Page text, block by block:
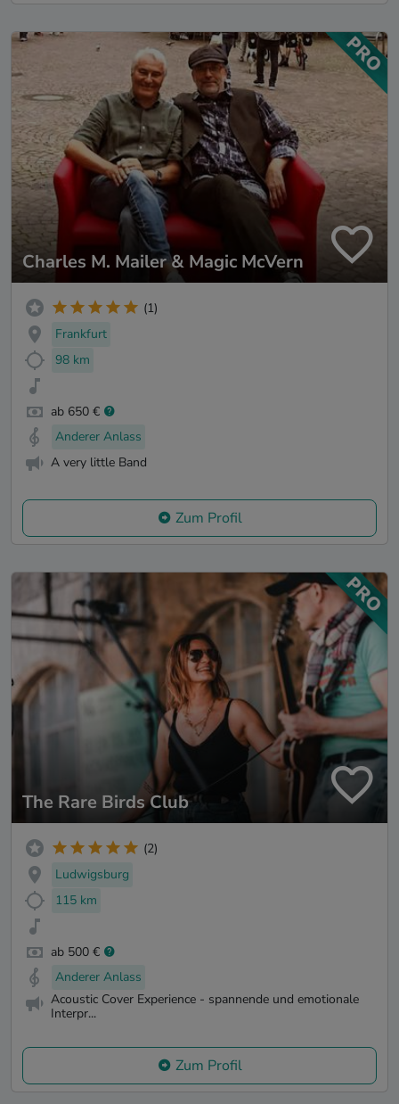
Charles M. Mailer & Magic McVern
(1)
Frankfurt
98 km
ab 650 €
Anderer Anlass
A very little Band
Zum Profil
The Rare Birds Club
(2)
Ludwigsburg
115 km
ab 500 €
Anderer Anlass
Acoustic Cover Experience - spannende und emotionale
Interpr...
Zum Profil